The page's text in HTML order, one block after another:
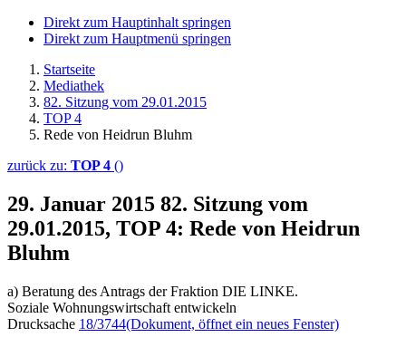
Direkt zum Hauptinhalt springen
Direkt zum Hauptmenü springen
Startseite
Mediathek
82. Sitzung vom 29.01.2015
TOP 4
Rede von Heidrun Bluhm
zurück zu: TOP 4 ()
29. Januar 2015 82. Sitzung vom
29.01.2015, TOP 4: Rede von Heidrun
Bluhm
a) Beratung des Antrags der Fraktion DIE LINKE.
Soziale Wohnungswirtschaft entwickeln
Drucksache 18/3744(Dokument, öffnet ein neues Fenster)